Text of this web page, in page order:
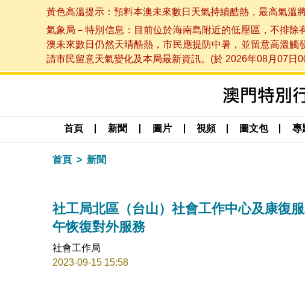
黃色高溫提示：預料本澳未來數日天氣持續酷熱，最高氣溫
氣象局－特別信息：目前位於海南島附近的低壓區，不排
澳未來數日仍然天晴酷熱，市民應提防中暑，並留意高溫
請市民留意天氣變化及本局最新資訊。(於 2026年08月07日
首頁 新聞 圖片 視頻 圖文包 專
首頁 新聞
社工局北區（台山）社會工作中心及康復
午恢復對外服務
社會工作局
2023-09-15 15:58